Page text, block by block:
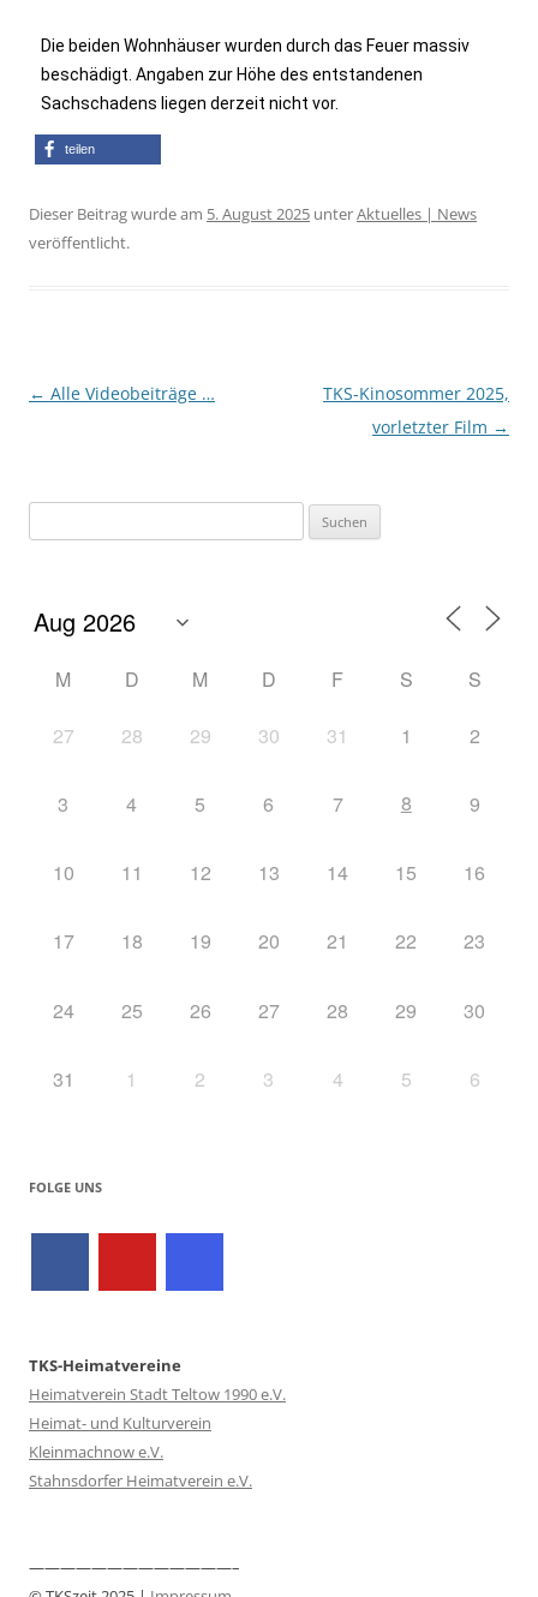
Die beiden Wohnhäuser wurden durch das Feuer massiv
beschädigt. Angaben zur Höhe des entstandenen
Sachschadens liegen derzeit nicht vor.
teilen
Dieser Beitrag wurde am 5. August 2025 unterAktuelles | News
veröffentlicht.
Beitragsnavigation
← Alle Videobeiträge …
TKS-Kinosommer 2025,
vorletzter Film →
M D M D F S S
27 28 29 30 31 1 2
3 4 5 6 7 8 9
10 11 12 13 14 15 16
17 18 19 20 21 22 23
24 25 26 27 28 29 30
31 1 2 3 4 5 6
FOLGE UNS
TKS-Heimatvereine
Heimatverein Stadt Teltow 1990 e.V.
Heimat- und Kulturverein
Kleinmachnow e.V.
Stahnsdorfer Heimatverein e.V.
—————————————–